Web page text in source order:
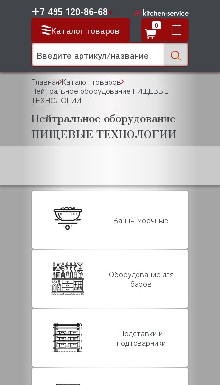
Каталог товаров
+7 495 120-86-68
0
Главная Каталог товаров
Нейтральное оборудование ПИЩЕВЫЕ
ТЕХНОЛОГИИ
Нейтральное оборудование
ПИЩЕВЫЕ ТЕХНОЛОГИИ
Ванны моечные
Оборудование для
баров
Подставки и
подтоварники